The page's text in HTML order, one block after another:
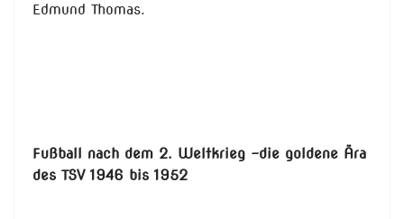
Edmund Thomas.
Fußball nach dem 2. Weltkrieg –die goldene Ära
des TSV 1946 bis 1952